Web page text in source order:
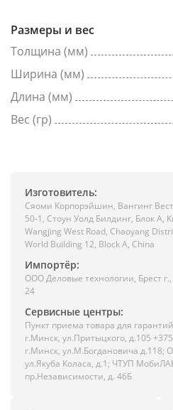
Размеры и вес
Толщина (мм)
Ширина (мм)
Длина (мм)
Вес (гр)
Изготовитель:
Сяоми Корпорэйшин, Вангинг
50-1, Стоун Уолд Билдинг, Блок А,
Wangjing West Road, Chaoyang
World Building 12, Block A, China
Импортёр:
ООО Деловые технологии, Брест
24
Сервисные центры:
Пункт приема товара для
г.Минск, ул.Притыцкого, д.105
г.Минск, ул.М.Богдановича д.118;
ул.Якуба Коласа, д.1; ЧТУП
пр.Независимости, д. 46Б